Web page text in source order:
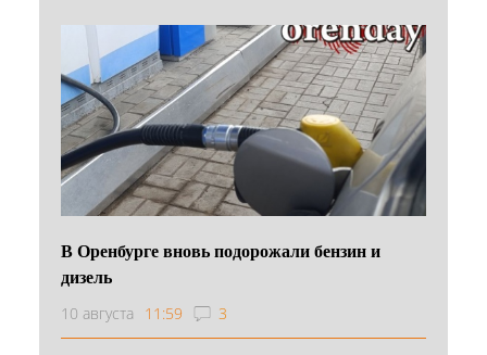
В Оренбурге вновь подорожали бензин и
дизель
10 августа 11:59 3